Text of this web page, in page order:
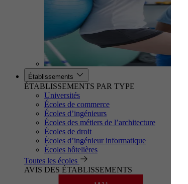
Établissements
ÉTABLISSEMENTS PAR TYPE
Universités
Écoles de commerce
Écoles d’ingénieurs
Écoles des métiers de l’architecture
Écoles de droit
Écoles d’ingénieur informatique
Écoles hôtelières
Toutes les écoles
AVIS DES ÉTABLISSEMENTS